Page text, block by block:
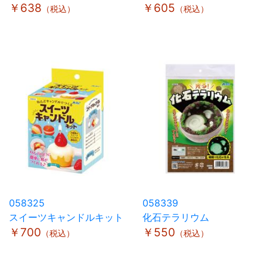
￥638 （税込） ￥605 （税込）
058325
スイーツキャンドルキット
￥700 （税込）
058339
化石テラリウム
￥550 （税込）